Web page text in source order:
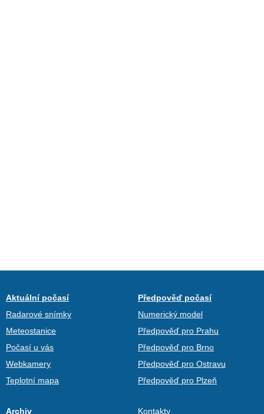
Aktuální počasí
Radarové snímky
Meteostanice
Počasí u vás
Webkamery
Teplotní mapa
Předpověď počasí
Numerický model
Předpověď pro Prahu
Předpověď pro Brno
Předpověď pro Ostravu
Předpověď pro Plzeň
Archiv Kontakty